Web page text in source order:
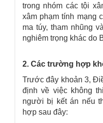
trong nhóm các tội
xâm phạm tính mạng
ma túy, tham nhũng
nghiêm trọng khác do
2. Các trường hợp
Trước đây khoản 3,
định về việc không
người bị kết án nếu
hợp sau đây: